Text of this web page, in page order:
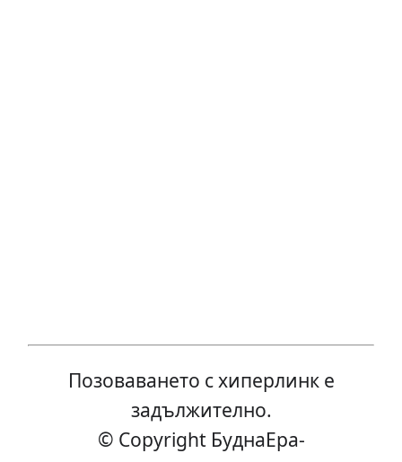
Позоваването с хиперлинк е
задължително.
© Copyright БуднаEра-